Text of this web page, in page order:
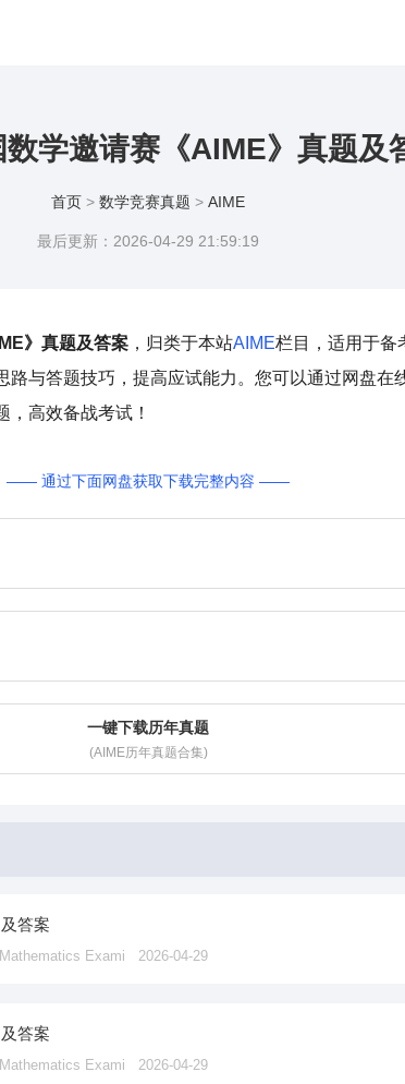
学邀请赛《AIME》真题及
首页 > 数学竞赛真题 > AIME
最后更新：2026-04-29 21:59:19
》真题及答案 ，归类于本站AIME栏目，适用于备
路与答题技巧，提高应试能力。您可以通过网盘在
高效备战考试！
—— 通过下面网盘获取下载完整内容 ——
一键下载历年真题
(AIME历年真题合集)
答案
Exami 2026-04-29
答案
Exami 2026-04-29